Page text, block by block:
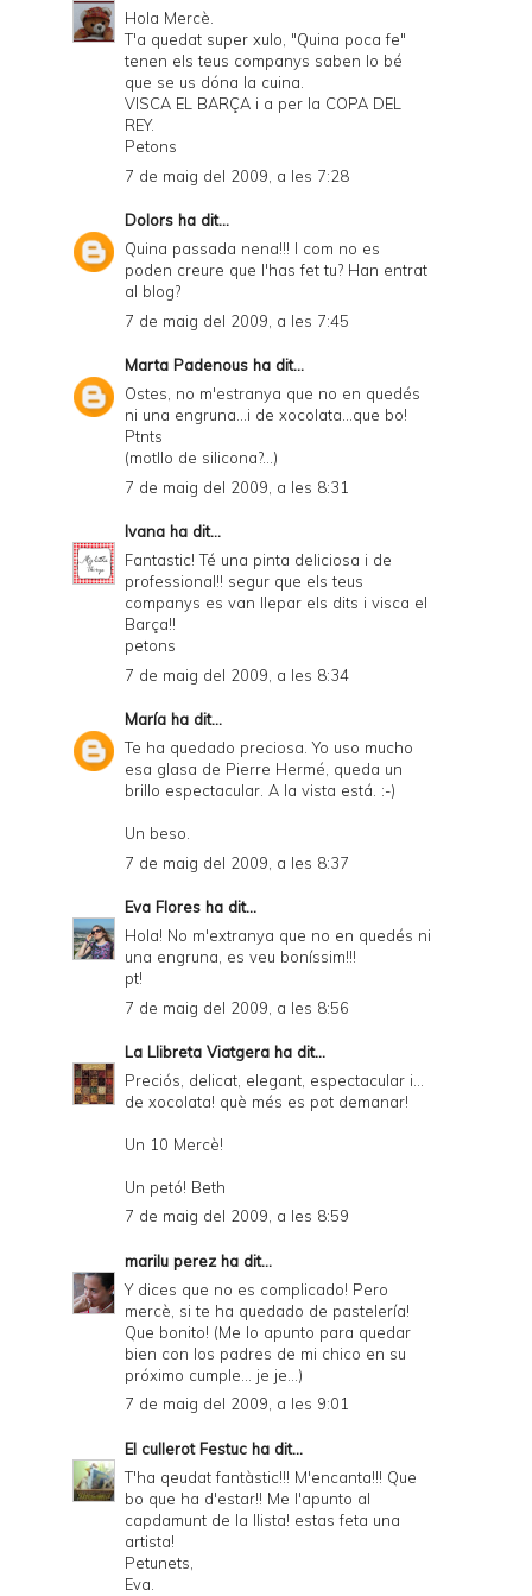
Hola Mercè.
T'a quedat super xulo, "Quina poca fe"
tenen els teus companys saben lo bé
que se us dóna la cuina.
VISCA EL BARÇA i a per la COPA DEL
REY.
Petons
7 de maig del 2009, a les 7:28
Dolors ha dit...
Quina passada nena!!! I com no es
poden creure que l'has fet tu? Han entrat
al blog?
7 de maig del 2009, a les 7:45
Marta Padenous ha dit...
Ostes, no m'estranya que no en quedés
ni una engruna...i de xocolata...que bo!
Ptnts
(motllo de silicona?...)
7 de maig del 2009, a les 8:31
Ivana ha dit...
Fantastic! Té una pinta deliciosa i de
professional!! segur que els teus
companys es van llepar els dits i visca el
Barça!!
petons
7 de maig del 2009, a les 8:34
María ha dit...
Te ha quedado preciosa. Yo uso mucho
esa glasa de Pierre Hermé, queda un
brillo espectacular. A la vista está. :-)
Un beso.
7 de maig del 2009, a les 8:37
Eva Flores ha dit...
Hola! No m'extranya que no en quedés ni
una engruna, es veu boníssim!!!
pt!
7 de maig del 2009, a les 8:56
La Llibreta Viatgera ha dit...
Preciós, delicat, elegant, espectacular i...
de xocolata! què més es pot demanar!
Un 10 Mercè!
Un petó! Beth
7 de maig del 2009, a les 8:59
marilu perez ha dit...
Y dices que no es complicado! Pero
mercè, si te ha quedado de pastelería!
Que bonito! (Me lo apunto para quedar
bien con los padres de mi chico en su
próximo cumple... je je...)
7 de maig del 2009, a les 9:01
El cullerot Festuc ha dit...
T'ha qeudat fantàstic!!! M'encanta!!! Que
bo que ha d'estar!! Me l'apunto al
capdamunt de la llista! estas feta una
artista!
Petunets,
Eva.